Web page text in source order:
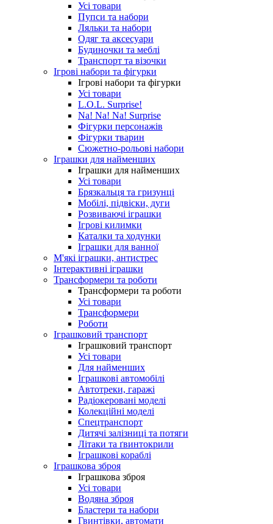
Усі товари
Пупси та набори
Ляльки та набори
Одяг та аксесуари
Будиночки та меблі
Транспорт та візочки
Ігрові набори та фігурки
Ігрові набори та фігурки
Усі товари
L.O.L. Surprise!
Na! Na! Na! Surprise
Фігурки персонажів
Фігурки тварин
Сюжетно-рольові набори
Іграшки для найменших
Іграшки для найменших
Усі товари
Брязкальця та гризунці
Мобілі, підвіски, дуги
Розвиваючі іграшки
Ігрові килимки
Каталки та ходунки
Іграшки для ванної
М'які іграшки, антистрес
Інтерактивні іграшки
Трансформери та роботи
Трансформери та роботи
Усі товари
Трансформери
Роботи
Іграшковий транспорт
Іграшковий транспорт
Усі товари
Для найменших
Іграшкові автомобілі
Автотреки, гаражі
Радіокеровані моделі
Колекційні моделі
Спецтранспорт
Дитячі залізниці та потяги
Літаки та ґвинтокрили
Іграшкові кораблі
Іграшкова зброя
Іграшкова зброя
Усі товари
Водяна зброя
Бластери та набори
Гвинтівки, автомати